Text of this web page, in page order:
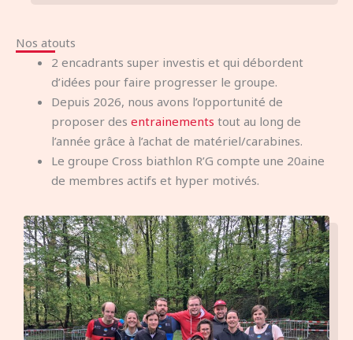
Nos atouts
2 encadrants super investis et qui débordent
d’idées pour faire progresser le groupe.
Depuis 2026, nous avons l’opportunité de
proposer des entrainements tout au long de
l’année grâce à l’achat de matériel/carabines.
Le groupe Cross biathlon R’G compte une 20aine
de membres actifs et hyper motivés.